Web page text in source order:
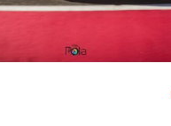
más importantes y
en
al TC2000 y